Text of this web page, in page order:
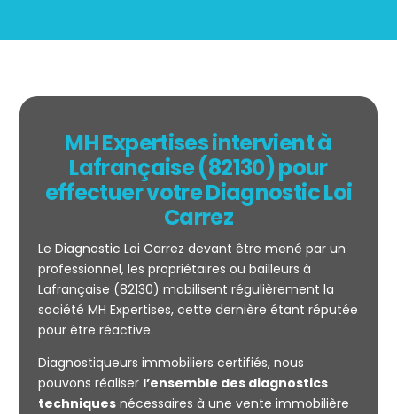
Mesurage
CARREZ
MH Expertises intervient à
Lafrançaise (82130) pour
effectuer votre Diagnostic Loi
Carrez
Le Diagnostic Loi Carrez devant être mené par un
professionnel, les propriétaires ou bailleurs à
Lafrançaise (82130) mobilisent régulièrement la
société MH Expertises, cette dernière étant réputée
pour être réactive.
Diagnostiqueurs immobiliers certifiés, nous
pouvons réaliser l’ensemble des diagnostics
techniquesnécessaires à une vente immobilière